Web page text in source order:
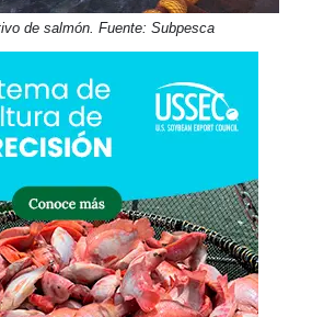
de salmón. Fuente: Subpesca